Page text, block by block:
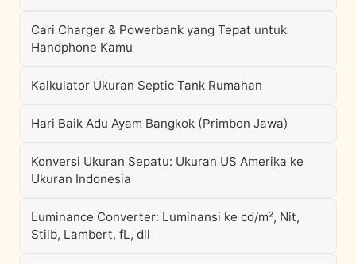
Cari Charger & Powerbank yang Tepat untuk
Handphone Kamu
Kalkulator Ukuran Septic Tank Rumahan
Hari Baik Adu Ayam Bangkok (Primbon Jawa)
Konversi Ukuran Sepatu: Ukuran US Amerika ke
Ukuran Indonesia
Luminance Converter: Luminansi ke cd/m², Nit,
Stilb, Lambert, fL, dll